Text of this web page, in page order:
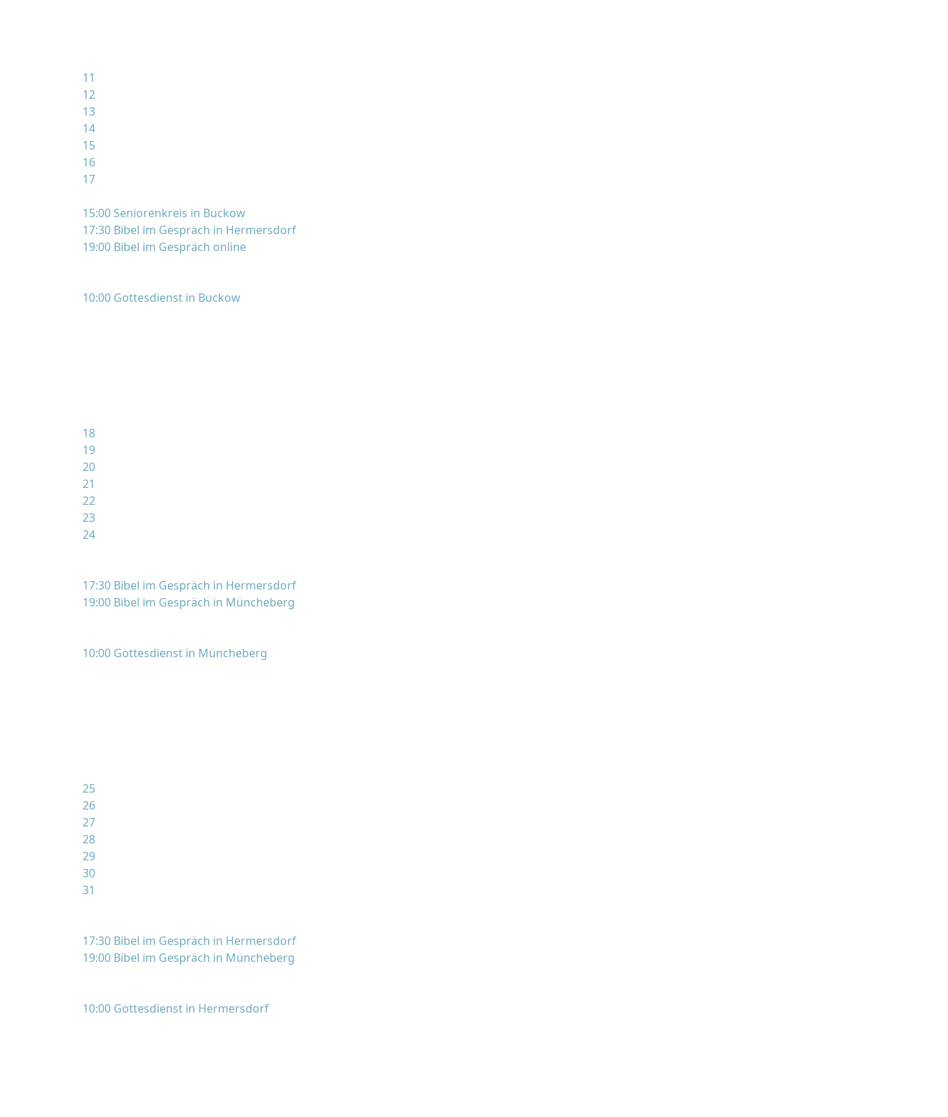
11
12
13
14
15
16
17
15:00 Seniorenkreis in Buckow
17:30 Bibel im Gespräch in Hermersdorf
19:00 Bibel im Gespräch online
10:00 Gottesdienst in Buckow
18
19
20
21
22
23
24
17:30 Bibel im Gespräch in Hermersdorf
19:00 Bibel im Gespräch in Müncheberg
10:00 Gottesdienst in Müncheberg
25
26
27
28
29
30
31
17:30 Bibel im Gespräch in Hermersdorf
19:00 Bibel im Gespräch in Müncheberg
10:00 Gottesdienst in Hermersdorf